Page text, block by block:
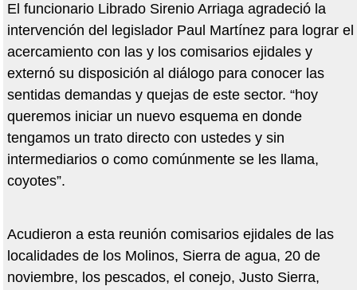
El funcionario Librado Sirenio Arriaga agradeció la
intervención del legislador Paul Martínez para lograr el
acercamiento con las y los comisarios ejidales y
externó su disposición al diálogo para conocer las
sentidas demandas y quejas de este sector. “hoy
queremos iniciar un nuevo esquema en donde
tengamos un trato directo con ustedes y sin
intermediarios o como comúnmente se les llama,
coyotes”.
Acudieron a esta reunión comisarios ejidales de las
localidades de los Molinos, Sierra de agua, 20 de
noviembre, los pescados, el conejo, Justo Sierra,